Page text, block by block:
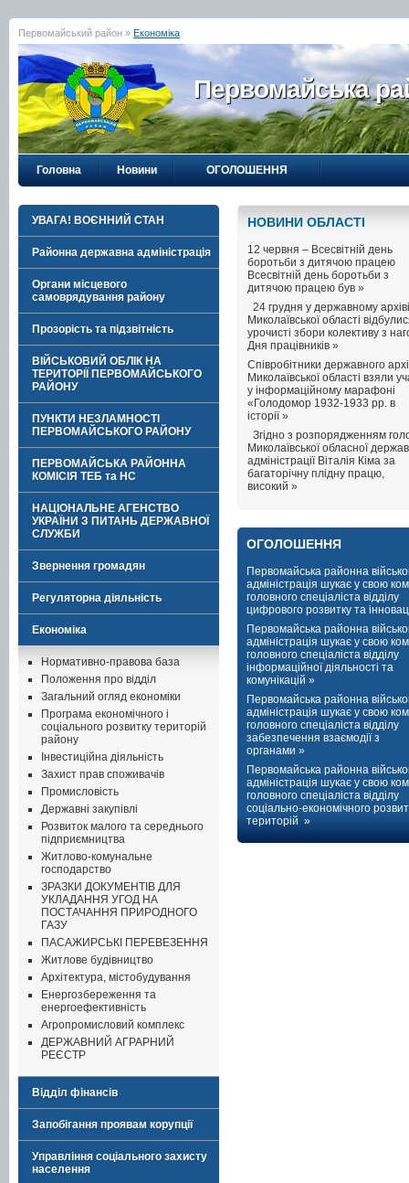
Первомайський район » Економіка
Первомайська
Головна Новини ОГОЛОШЕННЯ
УВАГА! ВОЄННИЙ СТАН
Районна державна адміністрація
Органи місцевого
самоврядування району
Прозорість та підзвітність
ВІЙСЬКОВИЙ ОБЛІК НА
ТЕРИТОРІЇ ПЕРВОМАЙСЬКОГО
РАЙОНУ
ПУНКТИ НЕЗЛАМНОСТІ
ПЕРВОМАЙСЬКОГО РАЙОНУ
ПЕРВОМАЙСЬКА РАЙОННА
КОМІСІЯ ТЕБ та НС
НАЦІОНАЛЬНЕ АГЕНСТВО
УКРАЇНИ З ПИТАНЬ ДЕРЖАВНОЇ
СЛУЖБИ
Звернення громадян
Регуляторна діяльність
Економіка
Нормативно-правова база
Положення про відділ
Загальний огляд економіки
Програма економічного і
соціального розвитку територій
району
Інвестиційна діяльність
Захист прав споживачів
Промисловість
Державні закупівлі
Розвиток малого та середнього
підприємництва
Житлово-комунальне
господарство
ЗРАЗКИ ДОКУМЕНТІВ ДЛЯ
УКЛАДАННЯ УГОД НА
ПОСТАЧАННЯ ПРИРОДНОГО
ГАЗУ
ПАСАЖИРСЬКІ ПЕРЕВЕЗЕННЯ
Житлове будівництво
Архітектура, містобудування
Енергозбереження та
енергоефективність
Агропромисловий комплекс
ДЕРЖАВНИЙ АГРАРНИЙ
РЕЄСТР
Відділ фінансів
Запобігання проявам корупції
Управління соціального захисту
населення
НОВИНИ ОБЛАСТI
12 червня – Всесвітній день
боротьби з дитячою працею
Всесвітній день боротьби з
дитячою працею був »
24 грудня у державному архіві
Миколаївської області
урочисті збори колективу з
Дня працівників »
Співробітники державного
Миколаївської області взяли
у інформаційному марафоні
«Голодомор 1932-1933 рр. в
історії »
Згідно з розпорядженням
Миколаївської обласної
адміністрації Віталія Кіма за
багаторічну плідну працю,
високий »
ОГОЛОШЕННЯ
Первомайська районна
адміністрація шукає у свою
головного спеціаліста відділу
цифрового розвитку та
Первомайська районна
адміністрація шукає у свою
головного спеціаліста відділу
інформаційної діяльності та
комунікацій »
Первомайська районна
адміністрація шукає у свою
головного спеціаліста відділу
забезпечення взаємодії з
органами »
Первомайська районна
адміністрація шукає у свою
головного спеціаліста відділу
соціально-економічного
територій »